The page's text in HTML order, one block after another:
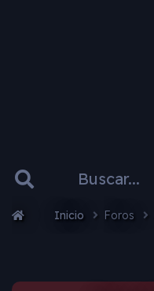
Inicio Foros